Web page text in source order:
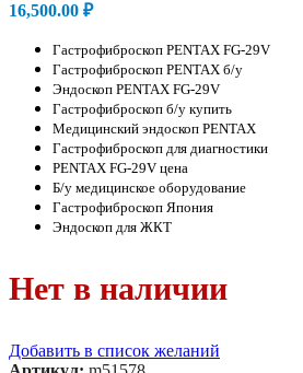
16,500.00 ₽
Гастрофиброскоп PENTAX FG-29V
Гастрофиброскоп PENTAX б/у
Эндоскоп PENTAX FG-29V
Гастрофиброскоп б/у купить
Медицинский эндоскоп PENTAX
Гастрофиброскоп для диагностики
PENTAX FG-29V цена
Б/у медицинское оборудование
Гастрофиброскоп Япония
Эндоскоп для ЖКТ
Нет в наличии
Добавить в список желаний